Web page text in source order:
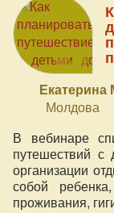
Екатерина
Молдова
В вебинаре
путешествий с
организации
собой
проживания,